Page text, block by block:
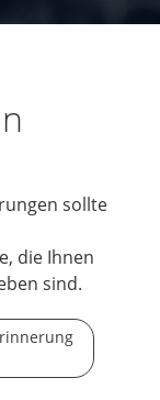
sollte
die Ihnen
sind.